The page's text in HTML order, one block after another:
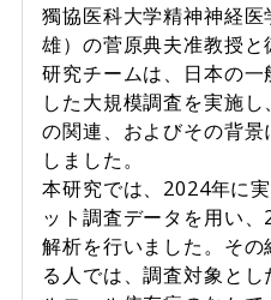
獨協医科大学精神神経
雄）の菅原典夫准教授
研究チームは、日本の
した大規模調査を実施
の関連、およびその背
しました。
本研究では、2024年に
ット調査データを用い
解析を行いました。そ
る人では、調査対象と